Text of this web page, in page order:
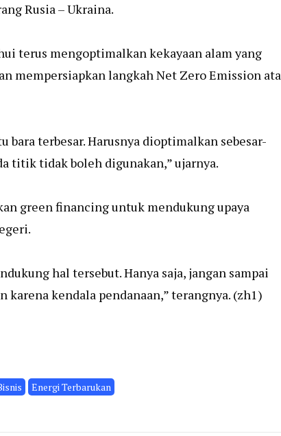
Rusia – Ukraina.
terus mengoptimalkan kekayaan alam yang
mempersiapkan langkah Net Zero Emission
bara terbesar. Harusnya dioptimalkan sebesar-
titik tidak boleh digunakan,” ujarnya.
green financing untuk mendukung upaya
hal tersebut. Hanya saja, jangan sampai
kendala pendanaan,” terangnya. (zh1)
Energi Terbarukan